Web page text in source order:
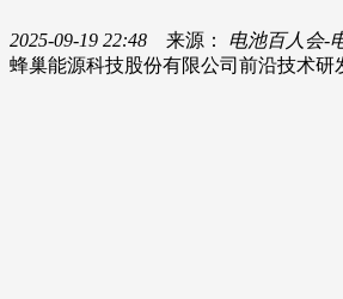
2025-09-19 22:48 来源： 电池百人会-
蜂巢能源科技股份有限公司前沿技术